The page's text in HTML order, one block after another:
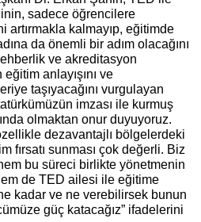
sadece öğrencilere
artırmakla kalmayıp, eğitimde
da önemli bir adım olacağını
ve akreditasyon
anlayışını ve
taşıyacağını vurgulayan
imzası ile kurmuş
olmaktan onur duyuyoruz.
dezavantajlı bölgelerdeki
fırsatı sunması çok değerli. Biz
bu süreci birlikte yönetmenin
de TED ailesi ile eğitime
kadar ve ne verebilirsek bunun
güç katacağız” ifadelerini